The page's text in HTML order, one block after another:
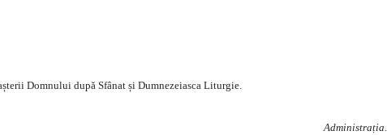
Domnului după Sfânat și Dumnezeiasca Liturgie.
Administrația.